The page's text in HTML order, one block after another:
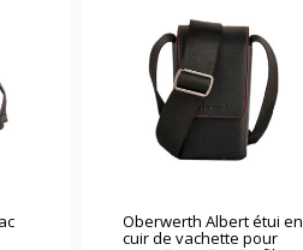
Oberwerth Albert étui en
cuir de vachette pour